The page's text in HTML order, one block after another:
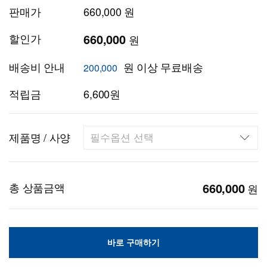
판매가
660,000 원
할인가
660,000 원
배송비 안내
200,000 원 이상 무료배송
적립금
6,600원
제품명 / 사양
총 상품금액 660,000 원
바로 구매하기